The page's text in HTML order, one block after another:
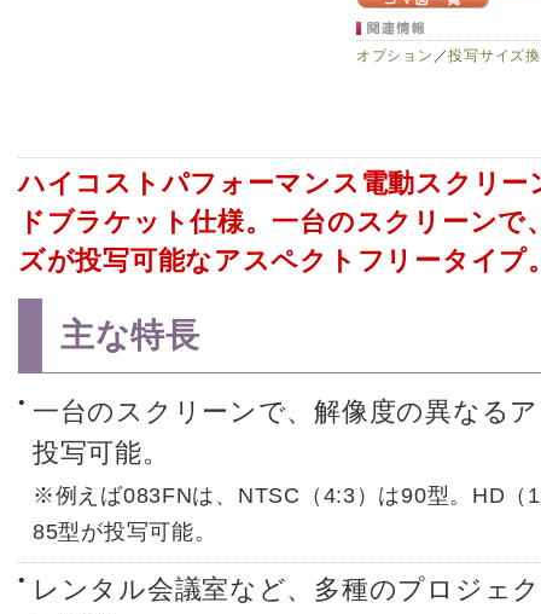
オプション ／投写サイズ
ハイコストパフォーマンス電動スクリ
ドブラケット仕様。一台のスクリーン
ズが投写可能なアスペクトフリータイプ
主な特長
一台のスクリーンで、解像度の異なる
投写可能。
※例えば083FNは、NTSC（4:3）は90型。HD（
85型が投写可能。
レンタル会議室など、多種のプロジェ